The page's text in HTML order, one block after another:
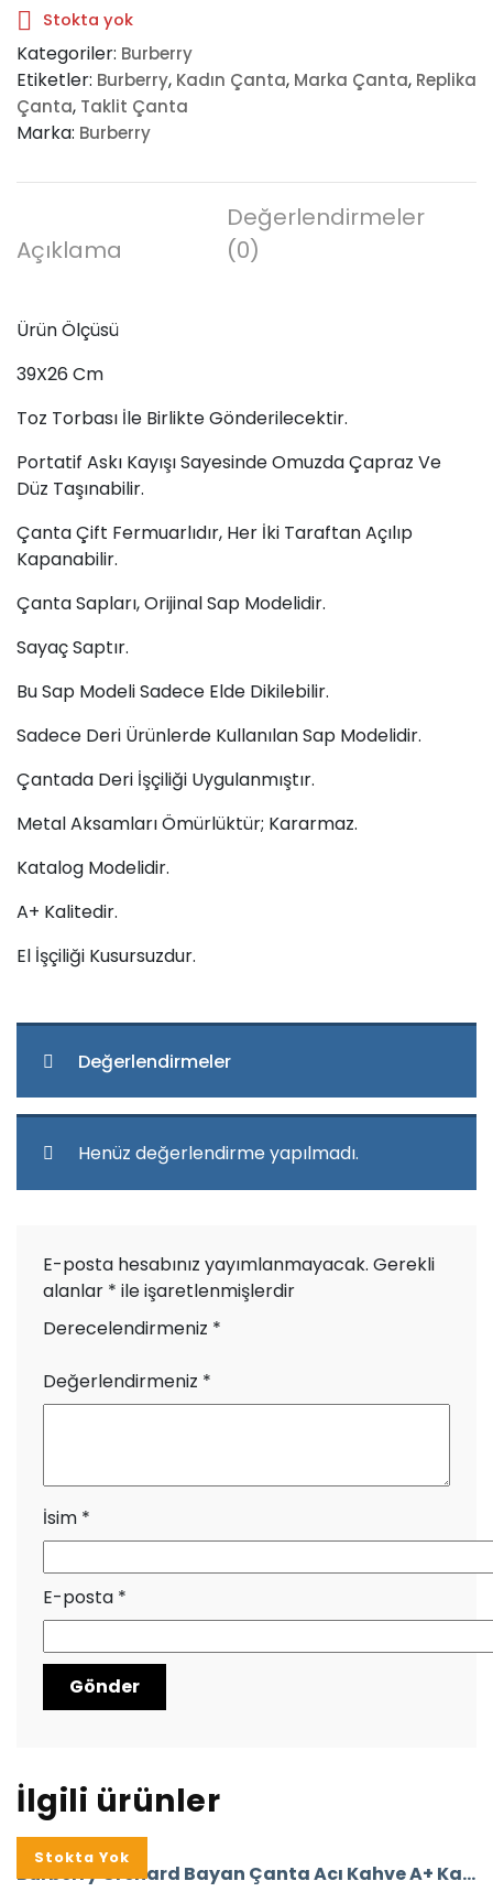
Stokta yok
Kategoriler: Burberry
Etiketler: Burberry, Kadın Çanta, Marka Çanta, Replika
Çanta, Taklit Çanta
Marka: Burberry
Açıklama
Değerlendirmeler
(0)
Ürün Ölçüsü
39X26 Cm
Toz Torbası İle Birlikte Gönderilecektir.
Portatif Askı Kayışı Sayesinde Omuzda Çapraz Ve
Düz Taşınabilir.
Çanta Çift Fermuarlıdır, Her İki Taraftan Açılıp
Kapanabilir.
Çanta Sapları, Orijinal Sap Modelidir.
Sayaç Saptır.
Bu Sap Modeli Sadece Elde Dikilebilir.
Sadece Deri Ürünlerde Kullanılan Sap Modelidir.
Çantada Deri İşçiliği Uygulanmıştır.
Metal Aksamları Ömürlüktür; Kararmaz.
Katalog Modelidir.
A+ Kalitedir.
El İşçiliği Kusursuzdur.
Değerlendirmeler
Henüz değerlendirme yapılmadı.
E-posta hesabınız yayımlanmayacak. Gerekli
alanlar * ile işaretlenmişlerdir
Derecelendirmeniz *
Değerlendirmeniz *
İsim *
E-posta *
İlgili ürünler
Stokta Yok
Burberry Orchard Bayan Çanta Acı Kahve A+ Kalite